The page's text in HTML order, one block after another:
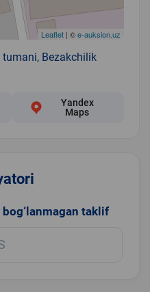
Leaflet| ©e-auksion.uz
Bezakchilik
Yandex
Maps
taklif